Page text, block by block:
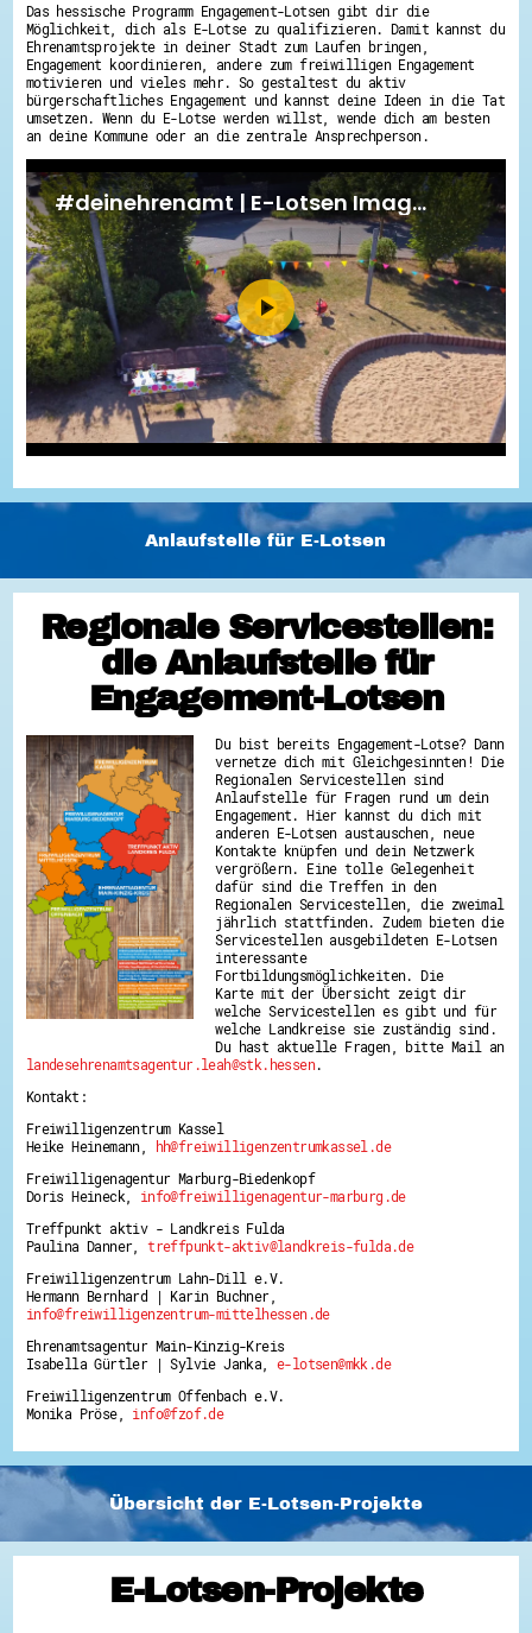
Das hessische Programm Engagement-Lotsen gibt dir die
Möglichkeit, dich als E-Lotse zu qualifizieren. Damit kannst du
Ehrenamtsprojekte in deiner Stadt zum Laufen bringen,
Engagement koordinieren, andere zum freiwilligen Engagement
motivieren und vieles mehr. So gestaltest du aktiv
bürgerschaftliches Engagement und kannst deine Ideen in die Tat
umsetzen. Wenn du E-Lotse werden willst, wende dich am besten
an deine Kommune oder an die zentrale Ansprechperson.
Anlaufstelle für E-Lotsen
Regionale Servicestellen:
die Anlaufstelle für
Engagement-Lotsen
Du bist bereits Engagement-Lotse? Dann
vernetze dich mit Gleichgesinnten! Die
Regionalen Servicestellen sind
Anlaufstelle für Fragen rund um dein
Engagement. Hier kannst du dich mit
anderen E-Lotsen austauschen, neue
Kontakte knüpfen und dein Netzwerk
vergrößern. Eine tolle Gelegenheit
dafür sind die Treffen in den
Regionalen Servicestellen, die zweimal
jährlich stattfinden. Zudem bieten die
Servicestellen ausgebildeten E-Lotsen
interessante
Fortbildungsmöglichkeiten. Die
Karte mit der Übersicht zeigt dir
welche Servicestellen es gibt und für
welche Landkreise sie zuständig sind.
Du hast aktuelle Fragen, bitte Mail an
landesehrenamtsagentur.leah@stk.hessen.
Kontakt:
Freiwilligenzentrum Kassel
Heike Heinemann,
hh@freiwilligenzentrumkassel.de
Freiwilligenagentur Marburg-Biedenkopf
Doris Heineck, info@freiwilligenagentur-marburg.de
Treffpunkt aktiv - Landkreis Fulda
Paulina Danner,treffpunkt-aktiv@landkreis-fulda.de
Freiwilligenzentrum Lahn-Dill e.V.
Hermann Bernhard | Karin Buchner,
info@freiwilligenzentrum-mittelhessen.de
Ehrenamtsagentur Main-Kinzig-Kreis
Isabella Gürtler | Sylvie Janka,e-lotsen@mkk.de
Freiwilligenzentrum Offenbach e.V.
Monika Pröse, info@fzof.de
Übersicht der E-Lotsen-Projekte
E-Lotsen-Projekte